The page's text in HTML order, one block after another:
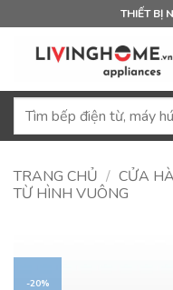
qua
THIẾT BỊ
Tìm
TRANG CHỦ / CỬA
TỪ HÌNH VUÔNG
-20%